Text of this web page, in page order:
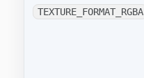
TEXTURE_FORMAT_RGBA